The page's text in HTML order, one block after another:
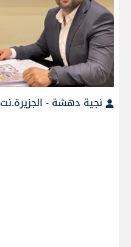
نجية دهشة - الجزيرة.نت